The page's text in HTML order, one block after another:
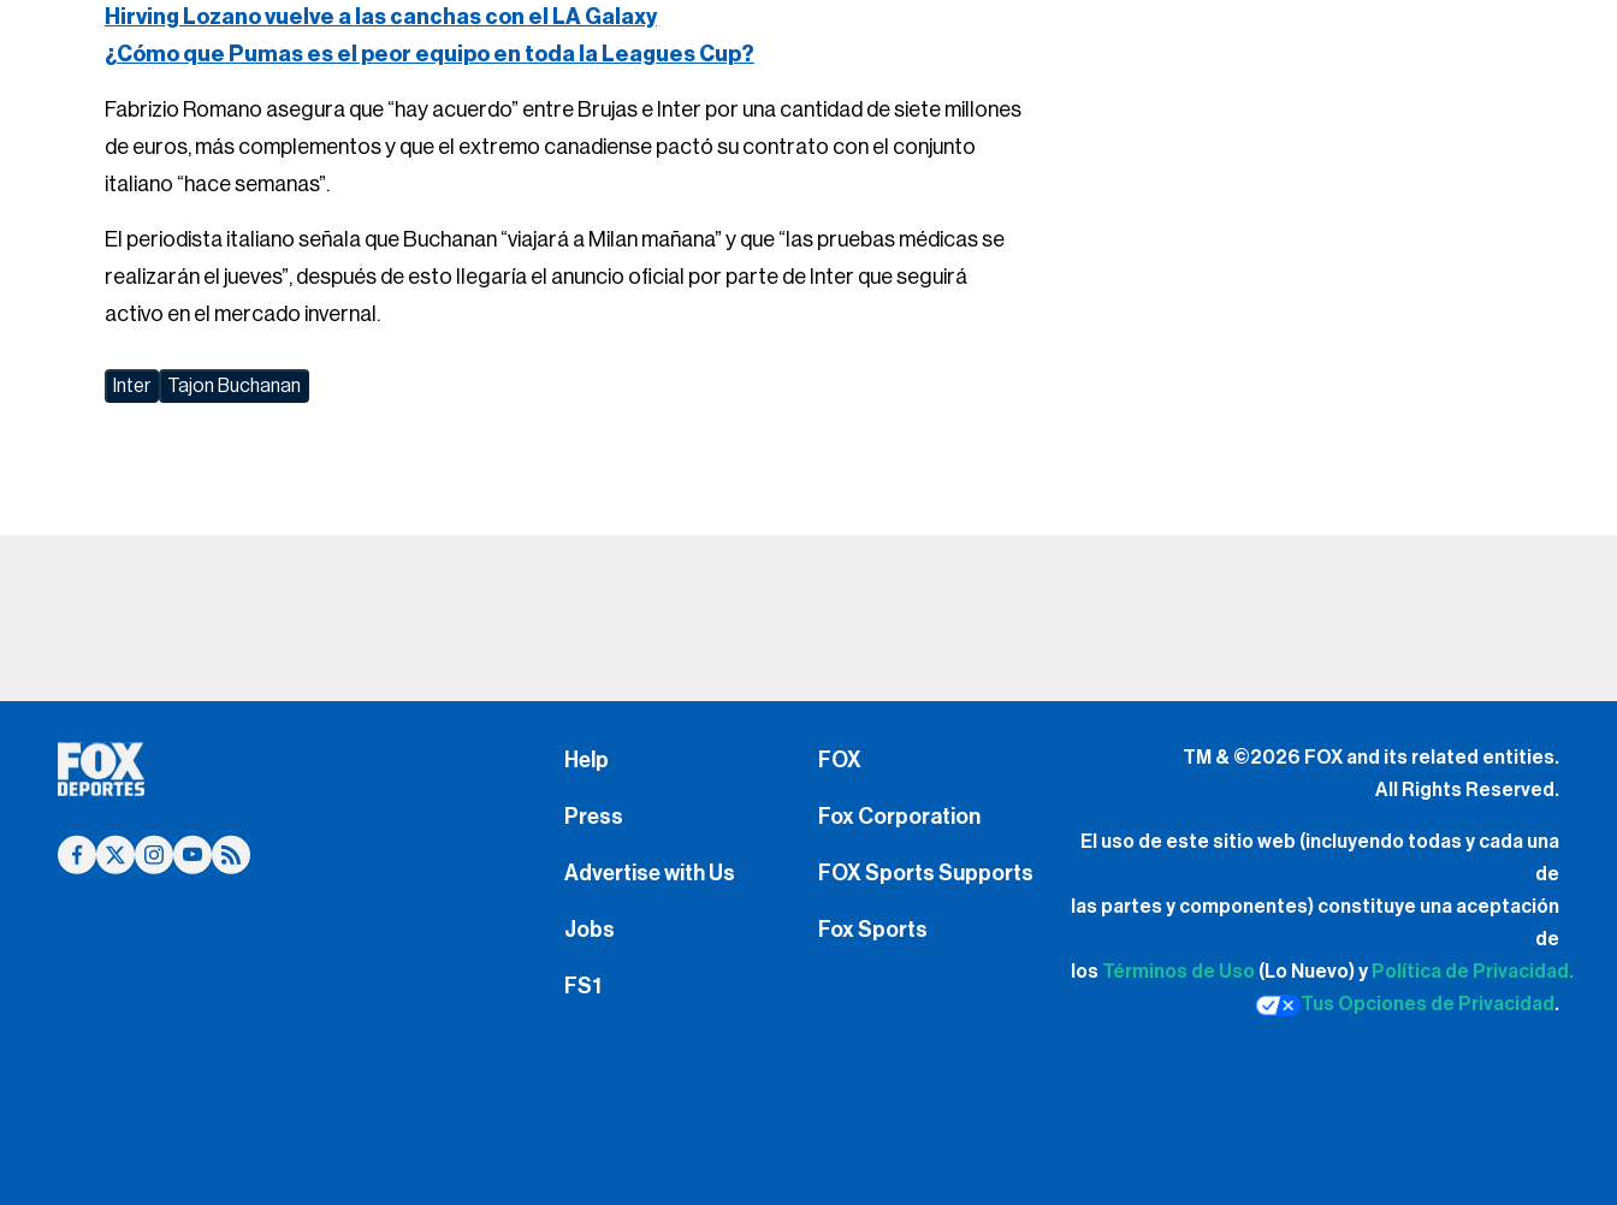
Hirving Lozano vuelve a las canchas con el LA Galaxy
¿Cómo que Pumas es el peor equipo en toda la Leagues Cup?
Fabrizio Romano asegura que “hay acuerdo” entre Brujas e Inter por una cantidad de siete millones
de euros, más complementos y que el extremo canadiense pactó su contrato con el conjunto
italiano “hace semanas”.
El periodista italiano señala que Buchanan “viajará a Milan mañana” y que “las pruebas médicas se
realizarán el jueves”, después de esto llegaría el anuncio oficial por parte de Inter que seguirá
activo en el mercado invernal.
Inter Tajon Buchanan
Help
Press
Advertise with Us
Jobs
FS1
FOX
Fox Corporation
FOX Sports Supports
Fox Sports
TM & ©2026 FOX and its related entities.
All Rights Reserved.
El uso de este sitio web (incluyendo todas y cada una
de
las partes y componentes) constituye una aceptación
de
los Términos de Uso (Lo Nuevo) y Política de Privacidad.
Tus Opciones de Privacidad .